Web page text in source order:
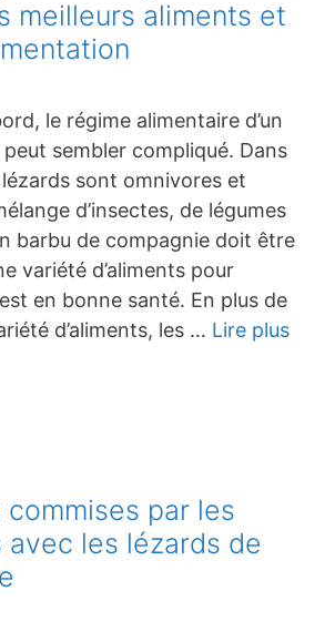
meilleurs aliments et
le régime alimentaire d’un
sembler compliqué. Dans
sont omnivores et
d’insectes, de légumes
barbu de compagnie doit être
variété d’aliments pour
est en bonne santé. En plus de
d’aliments, les … Lire plus
commises par les
avec les lézards de